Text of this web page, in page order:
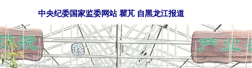
中央纪委国家监委网站 瞿芃 自黑龙江报道